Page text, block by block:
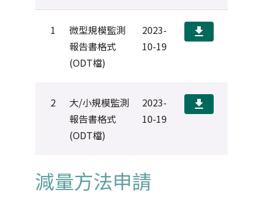
1
微型規模監測
報告書格式
(ODT檔)
2023-
10-19
download
2
大/小規模監測
報告書格式
(ODT檔)
2023-
10-19
download
減量方法申請